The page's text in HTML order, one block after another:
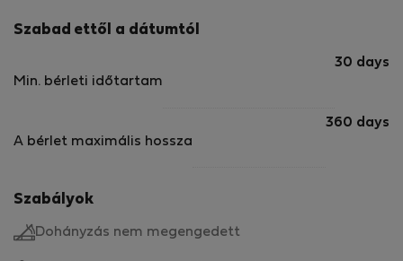
Szabad ettől a dátumtól
Min. bérleti időtartam
30 days
A bérlet maximális hossza
360 days
Szabályok
Dohányzás nem megengedett